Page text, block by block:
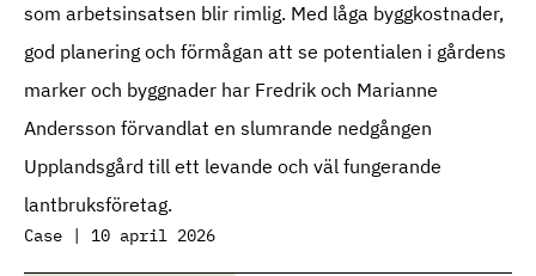
som arbetsinsatsen blir rimlig. Med låga byggkostnader,
god planering och förmågan att se potentialen i gårdens
marker och byggnader har Fredrik och Marianne
Andersson förvandlat en slumrande nedgången
Upplandsgård till ett levande och väl fungerande
lantbruksföretag.
Case | 10 april 2026